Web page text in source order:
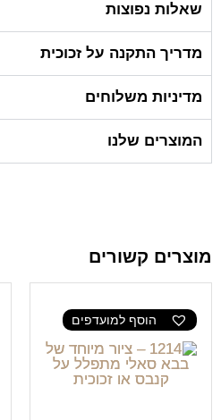
שאלות נפוצות
מדריך התקנה על זכוכית
מדיניות משלוחים
המוצרים שלנו
מוצרים קשורים
הוסף למועדפים